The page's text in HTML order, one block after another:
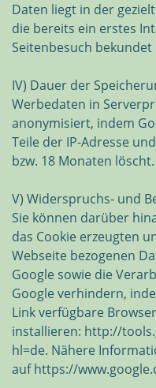
Daten liegt in der
die bereits ein erstes
Seitenbesuch bekundet
IV) Dauer der
Werbedaten in
anonymisiert, indem
Teile der IP-Adresse
bzw. 18 Monaten löscht.
V) Widerspruchs- und
Sie können darüber
das Cookie erzeugten
Webseite bezogenen
Google sowie die
Google verhindern,
Link verfügbare
installieren: http://
hl=de. Nähere
auf https://